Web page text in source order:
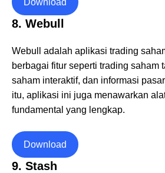
8. Webull
Webull adalah aplikasi trading
berbagai fitur seperti trading saham
saham interaktif, dan informasi
itu, aplikasi ini juga menawarkan
fundamental yang lengkap.
Download
9. Stash